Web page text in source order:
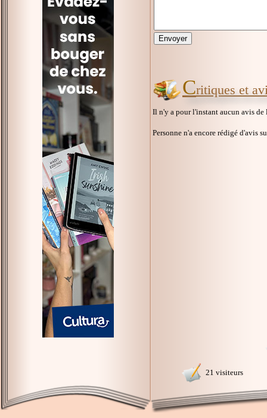
Critiques et
Il n'y a pour l'instant aucun avis
Personne n'a encore rédigé d'avis
21 visiteurs